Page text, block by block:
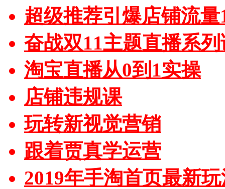
超级推荐引爆店铺流量
奋战双11主题直播系列
淘宝直播从0到1实操
店铺违规课
玩转新视觉营销
跟着贾真学运营
2019年手淘首页最新